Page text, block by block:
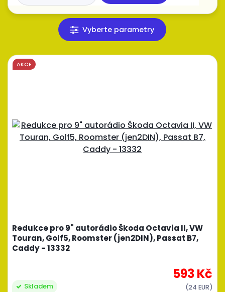
Redukce pro 9" autorádio Škoda Octavia II, VW
Touran, Golf5, Roomster (jen2DIN), Passat B7,
Caddy - 13332
593 Kč
(24 EUR)
Skladem
AKCE